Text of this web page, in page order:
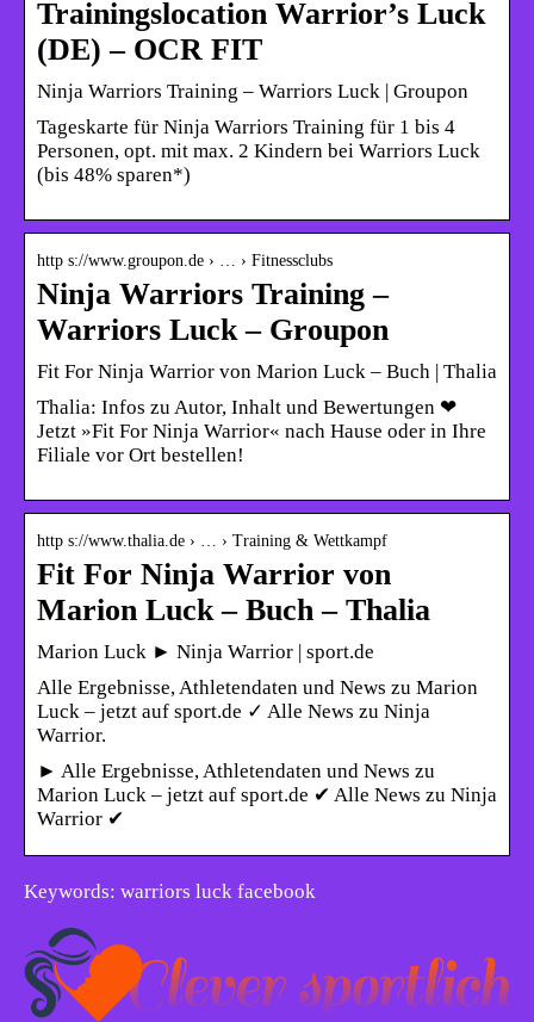
Trainingslocation Warrior’s Luck
(DE) – OCR FIT
Ninja Warriors Training – Warriors Luck | Groupon
Tageskarte für Ninja Warriors Training für 1 bis 4
Personen, opt. mit max. 2 Kindern bei Warriors Luck
(bis 48% sparen*)
http s://www.groupon.de › … › Fitnessclubs
Ninja Warriors Training –
Warriors Luck – Groupon
Fit For Ninja Warrior von Marion Luck – Buch | Thalia
Thalia: Infos zu Autor, Inhalt und Bewertungen ❤
Jetzt »Fit For Ninja Warrior« nach Hause oder in Ihre
Filiale vor Ort bestellen!
http s://www.thalia.de › … › Training & Wettkampf
Fit For Ninja Warrior von
Marion Luck – Buch – Thalia
Marion Luck ► Ninja Warrior | sport.de
Alle Ergebnisse, Athletendaten und News zu Marion
Luck – jetzt auf sport.de ✓ Alle News zu Ninja
Warrior.
► Alle Ergebnisse, Athletendaten und News zu
Marion Luck – jetzt auf sport.de ✔ Alle News zu Ninja
Warrior ✔
Keywords: warriors luck facebook